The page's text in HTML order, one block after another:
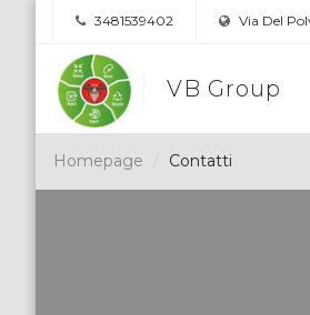
3481539402 Via Del
VB Group
Homepage Contatti